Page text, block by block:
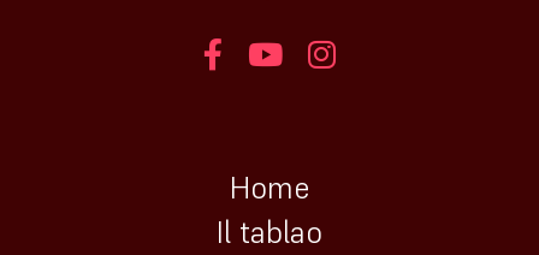
Home
Il tablao